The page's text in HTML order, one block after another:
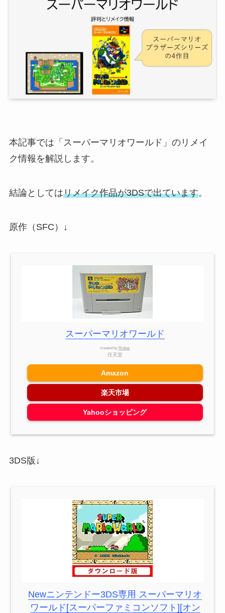
本記事では「スーパーマリオワールド」のリメイ
ク情報を解説します。
結論としてはリメイク作品が3DSで出ています。
原作（SFC）↓
スーパーマリオワールド
created by Rinker
任天堂
Amazon
楽天市場
Yahooショッピング
3DS版↓
Newニンテンドー3DS専用 スーパーマリオ
ワールド[スーパーファミコンソフト][オン